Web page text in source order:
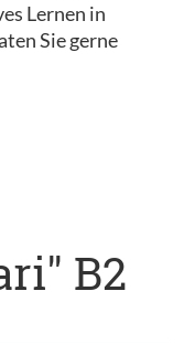
Lernen in
Sie gerne
B2